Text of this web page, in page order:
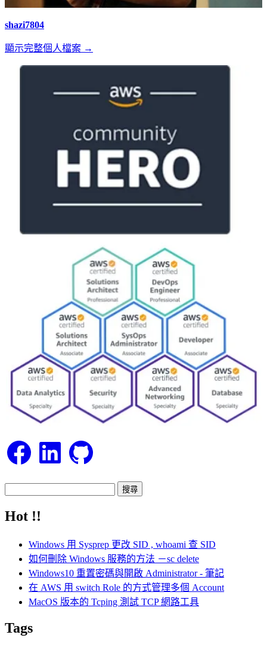
shazi7804
顯示完整個人檔案 →
FacebookLinkedIn GitHub
關
Hot !!
Windows 用 Sysprep 更改 SID , whoami 查 SID
如何刪除 Windows 服務的方法 －sc delete
Windows10 重置密碼與開啟 Administrator - 筆記
在 AWS 用 switch Role 的方式管理多個 Account
MacOS 版本的 Tcping 測試 TCP 網路工具
Tags